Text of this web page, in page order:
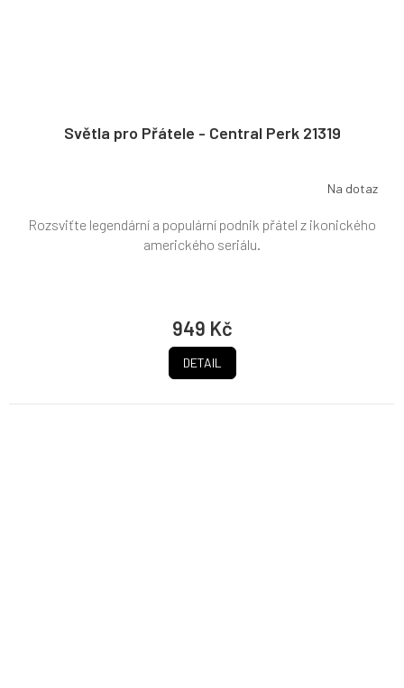
Světla pro Přátele - Central Perk 21319
Na dotaz
949 Kč
DETAIL
Rozsviťte legendární a populární podnik přátel z ikonického
amerického seriálu.